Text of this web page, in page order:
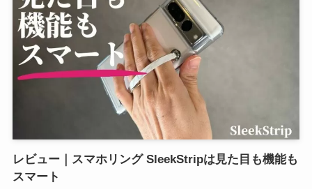
レビュー｜スマホリング SleekStripは見た目も機能も
スマート